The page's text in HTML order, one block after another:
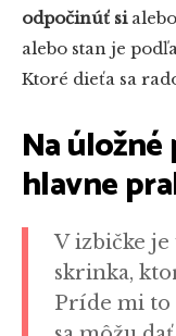
odpočinúť si
alebo stan je
Ktoré dieťa sa
Na
hlavne
V izbičke
skrinka,
Príde mi to